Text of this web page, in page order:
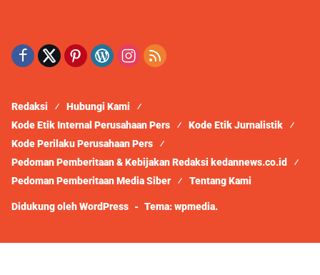
Redaksi
Hubungi Kami
Kode Etik Internal Perusahaan Pers
Kode Etik Jurnalistik
Kode Perilaku Perusahaan Pers
Pedoman Pemberitaan & Kebijakan Redaksi kedannews.co.id
Pedoman Pemberitaan Media Siber
Tentang Kami
Didukung oleh WordPress - Tema: wpmedia.